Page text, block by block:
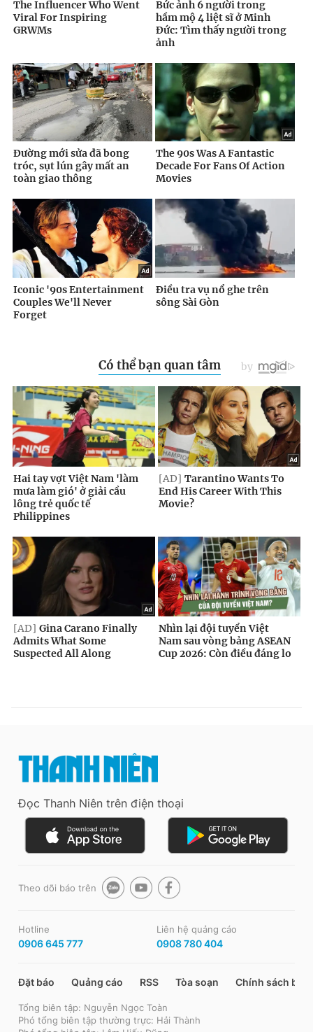
Đọc Thanh Niên trên điện thoại
Theo dõi báo trên
Hotline
0906 645 777
Liên hệ quảng cáo
0908 780 404
Đặt báo Quảng cáo RSS Tòa soạn Chính sách bảo
Tổng biên tập: Nguyễn Ngọc Toàn
Phó tổng biên tập thường trực: Hải Thành